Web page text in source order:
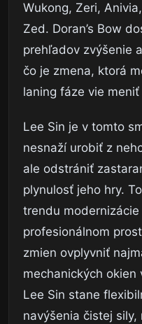
Wukong, Zeri,
Zed. Doran’s Bow
prehľadov zvýšenie
čo je zmena, ktorá
laning fáze vie
Lee Sin je v tomto
nesnaží urobiť z
ale odstrániť
plynulosť jeho hry.
trendu
profesionálnom
zmien ovplyvniť
mechanických
Lee Sin stane
navýšenia čistej